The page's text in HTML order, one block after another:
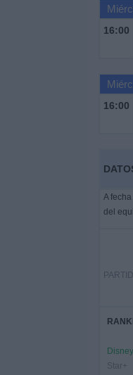
16:00
16:00
A
del
Star+